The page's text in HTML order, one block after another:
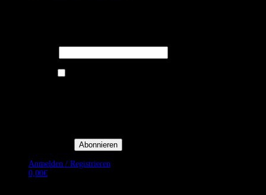
Anmelden / Registrieren
0,00€